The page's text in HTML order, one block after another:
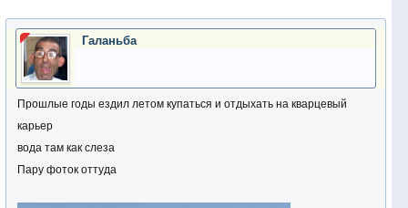
Галаньба
Прошлые годы ездил летом купаться и отдыхать на кварцевый
карьер
вода там как слеза
Пару фоток оттуда